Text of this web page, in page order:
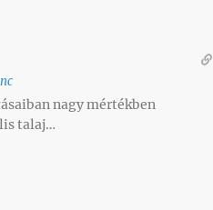
nagy mértékben
talaj…